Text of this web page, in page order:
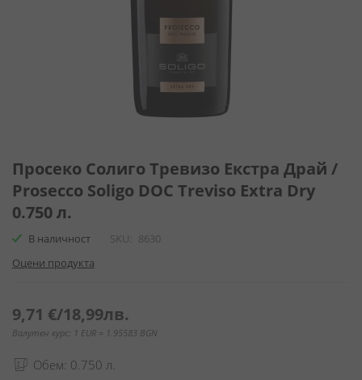
към
началото
на
галерия
снимки
Просеко Солиго Тревизо Екстра Драй /
Prosecco Soligo DOC Treviso Extra Dry
0.750 л.
В наличност SKU
8630
Оцени продукта
9,71 €/18,99лв.
Валутен курс: 1 EUR = 1.95583 BGN
Обем: 0.750 л.